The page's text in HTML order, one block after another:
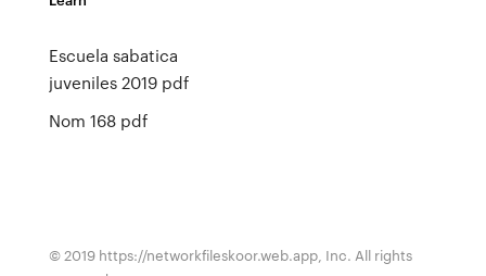
Escuela sabatica
juveniles 2019 pdf
Nom 168 pdf
© 2019 https://networkfileskoor.web.app, Inc. All rights